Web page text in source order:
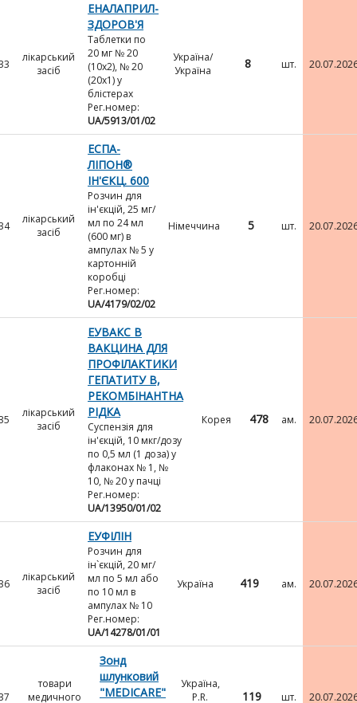
лікарський
засіб
ЕНАЛАПРИЛ-
ЗДОРОВ'Я
Таблетки по
20 мг № 20
(10х2), № 20
(20х1) у
блістерах
Рег.номер:
UA/5913/01/02
Україна/
Україна
8 шт.
лікарський
засіб
ЕСПА-
ЛІПОН®
ІН'ЄКЦ. 600
Розчин для
ін'єкцій, 25 мг/
мл по 24 мл
(600 мг) в
ампулах № 5 у
картонній
коробці
Рег.номер:
UA/4179/02/02
Німеччина 5 шт.
лікарський
засіб
ЕУВАКС В
ВАКЦИНА ДЛЯ
ПРОФІЛАКТИКИ
ГЕПАТИТУ В,
РЕКОМБІНАНТНА
РІДКА
Суспензія для
ін'єкцій, 10 мкг/дозу
по 0,5 мл (1 доза) у
флаконах № 1, №
10, № 20 у пачці
Рег.номер:
UA/13950/01/02
Корея 478 ам.
лікарський
засіб
ЕУФІЛІН
Розчин для
ін`єкцій, 20 мг/
мл по 5 мл або
по 10 мл в
ампулах № 10
Рег.номер:
UA/14278/01/01
Україна 419 ам.
товари
медичного
Зонд
шлунковий
"MEDICARE"
Україна,
P.R.
119 шт.